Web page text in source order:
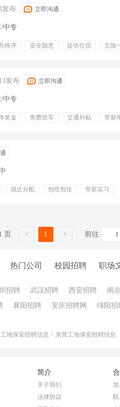
长期稳定
发布 立即沟通
中专
秩序 安全隐患 提供住宿
五险
发布 立即沟通
中专
奖金 免费班车 交通补贴
带薪
就近分配 包吃包住
带薪实习
页 1 前往
热门公司 校园招聘 职场
招聘 武汉招聘 西安招聘 南
襄阳招聘 安庆招聘网 绵阳招
工地保安招聘信息 > 东营工地保安招聘信息
简介
关于我们
法律协议
联